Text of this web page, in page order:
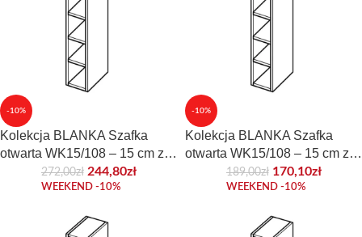
-10%
Kolekcja BLANKA Szafka
otwarta WK15/108 – 15 cm z
płyty frontowej
272,00zł 244,80zł
WEEKEND -10%
-10%
Kolekcja BLANKA Szafka
otwarta WK15/108 – 15 cm z
płyty korpusowej
189,00zł 170,10zł
WEEKEND -10%